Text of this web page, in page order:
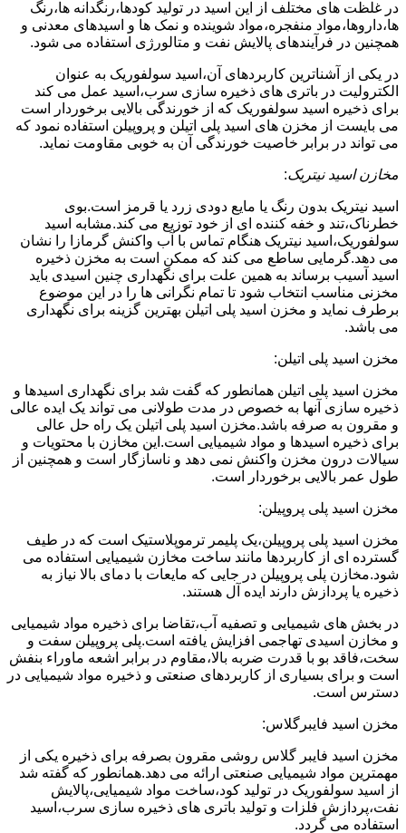
در غلظت های مختلف از این اسید در تولید کودها،رنگدانه ها،رنگ
ها،داروها،مواد منفجره،مواد شوینده و نمک ها و اسیدهای معدنی و
همچنین در فرآیندهای پالایش نفت و متالورژی استفاده می شود.
در یکی از آشناترین کاربردهای آن،اسید سولفوریک به عنوان
الکترولیت در باتری های ذخیره سازی سرب،اسید عمل می کند
برای ذخیره اسید سولفوریک که از خورندگی بالایی برخوردار است
می بایست از مخزن های اسید پلی اتیلن و پروپیلن استفاده نمود که
می تواند در برابر خاصیت خورندگی آن به خوبی مقاومت نماید.
مخازن اسید نیتریک:
اسید نیتریک بدون رنگ یا مایع دودی زرد یا قرمز است.بوی
خطرناک،تند و خفه کننده ای از خود توزیع می کند.مشابه اسید
سولفوریک،اسید نیتریک هنگام تماس با آب واکنش گرمازا را نشان
می دهد.گرمایی ساطع می کند که ممکن است به مخزن ذخیره
اسید آسیب برساند به همین علت برای نگهداری چنین اسیدی باید
مخزنی مناسب انتخاب شود تا تمام نگرانی ها را در این موضوع
برطرف نماید و مخزن اسید پلی اتیلن بهترین گزینه برای نگهداری
می باشد.
مخزن اسید پلی اتیلن:
مخزن اسید پلی اتیلن همانطور که گفت شد برای نگهداری اسیدها و
ذخیره سازی آنها به خصوص در مدت طولانی می تواند یک ایده عالی
و مقرون به صرفه باشد.مخزن اسید پلی اتیلن یک راه حل عالی
برای ذخیره اسیدها و مواد شیمیایی است.این مخازن با محتویات و
سیالات درون مخزن واکنش نمی دهد و ناسازگار است و همچنین از
طول عمر بالایی برخوردار است.
مخزن اسید پلی پروپیلن:
مخزن اسید پلی پروپیلن،یک پلیمر ترموپلاستیک است که در طیف
گسترده ای از کاربردها مانند ساخت مخازن شیمیایی استفاده می
شود.مخازن پلی پروپیلن در جایی که مایعات با دمای بالا نیاز به
ذخیره یا پردازش دارند ایده آل هستند.
در بخش های شیمیایی و تصفیه آب،تقاضا برای ذخیره مواد شیمیایی
و مخازن اسیدی تهاجمی افزایش یافته است.پلی پروپیلن سفت و
سخت،فاقد بو با قدرت ضربه بالا،مقاوم در برابر اشعه ماوراء بنفش
است و برای بسیاری از کاربردهای صنعتی و ذخیره مواد شیمیایی در
دسترس است.
مخزن اسید فایبرگلاس:
مخزن اسید فایبر گلاس روشی مقرون بصرفه برای ذخیره یکی از
مهمترین مواد شیمیایی صنعتی ارائه می دهد.همانطور که گفته شد
از اسید سولفوریک در تولید کود،ساخت مواد شیمیایی،پالایش
نفت،پردازش فلزات و تولید باتری های ذخیره سازی سرب،اسید
استفاده می گردد.